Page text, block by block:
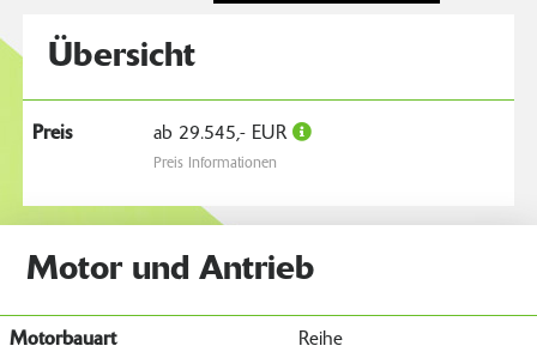
Übersicht
Preis ab 29.545,- EUR
Preis Informationen
Motor und Antrieb
Motorbauart Reihe